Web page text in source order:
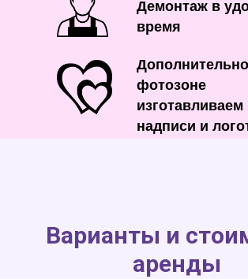
фотозоне
изготавливаем
надписи и
Демонтаж в
время
Варианты и
аренды